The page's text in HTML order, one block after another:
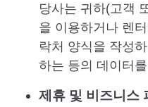
당사는 귀하(고객
을 이용하거나 렌
락처 양식을 작성
하는 등의 데이터
제휴 및 비즈니스